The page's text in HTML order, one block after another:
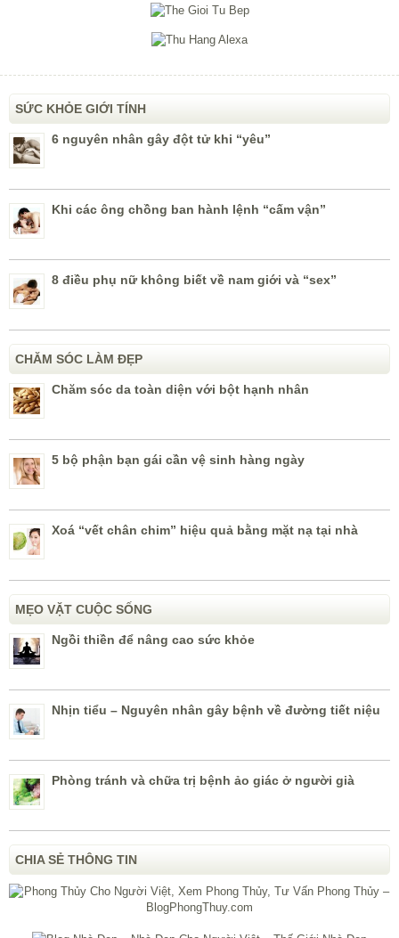
SỨC KHỎE GIỚI TÍNH
6 nguyên nhân gây đột tử khi “yêu”
Khi các ông chồng ban hành lệnh “cấm vận”
8 điều phụ nữ không biết về nam giới và “sex”
CHĂM SÓC LÀM ĐẸP
Chăm sóc da toàn diện với bột hạnh nhân
5 bộ phận bạn gái cần vệ sinh hàng ngày
Xoá “vết chân chim” hiệu quả bằng mặt nạ tại nhà
MẸO VẶT CUỘC SỐNG
Ngồi thiền để nâng cao sức khỏe
Nhịn tiểu – Nguyên nhân gây bệnh về đường tiết niệu
Phòng tránh và chữa trị bệnh ảo giác ở người già
CHIA SẺ THÔNG TIN